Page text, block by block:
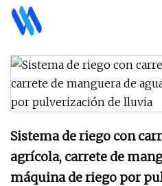
Sistema de riego con
agrícola, carrete de
máquina de riego por